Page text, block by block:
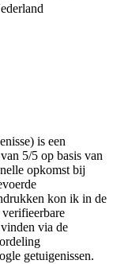
is een
5/5 op basis van
opkomst bij
kon ik in de
verifieerbare
via de
getuigenissen.